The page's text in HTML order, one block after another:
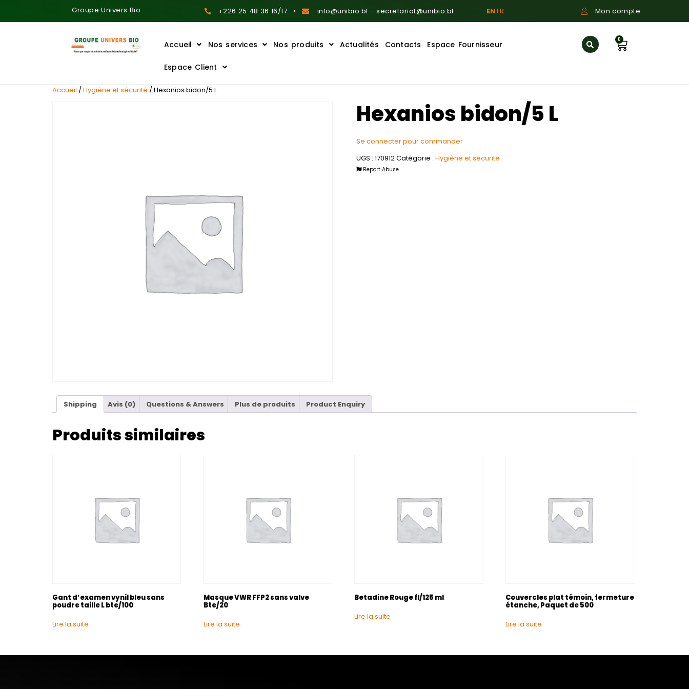
Groupe Univers Bio +226 25 48 36 16/17 info@unibio.bf - secretariat@unibio.bf ENFR Mon compte
Accueil Nos services Nos produits Actualités Contacts Espace Fournisseur
Espace Client
0
Accueil /Hygiène et sécurité / Hexanios bidon/5 L
Hexanios bidon/5 L
Se connecter pour commander
UGS : 170912Catégorie : Hygiène et sécurité
Report Abuse
Shipping Avis (0) Questions & Answers Plus de produits Product Enquiry
Produits similaires
Gant d’examen vynil bleu sans
poudre taille L bte/100
Lire la suite
Masque VWR FFP2 sans valve
Bte/20
Lire la suite
Betadine Rouge fl/125 ml
Lire la suite
Couvercles plat témoin, fermeture
étanche, Paquet de 500
Lire la suite